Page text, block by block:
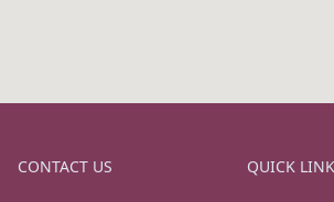
CONTACT US QUICK